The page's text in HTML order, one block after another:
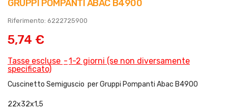
GRUPPI POMPANTI ABAC B4900
Riferimento: 6222725900
5,74 €
Tasse escluse
1-2 giorni (se non diversamente
specificato)
Cuscinetto Semiguscio per Gruppi Pompanti Abac B4900
22x32x1,5